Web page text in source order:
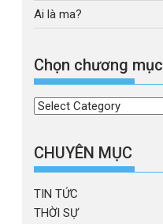
Ai là ma?
Chọn chương mục
Chọn
mục
CHUYÊN MỤC
TIN TỨC
THỜI SỰ